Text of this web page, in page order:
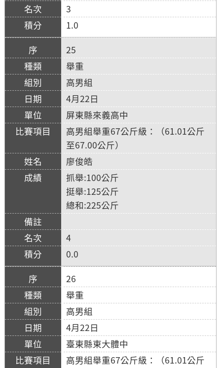
3
1.0
25
舉重
高男組
4月22日
屏東縣來義高中
高男組舉重67公斤級：（61.01公斤
至67.00公斤）
廖俊皓
抓舉:100公斤
挺舉:125公斤
總和:225公斤
4
0.0
26
舉重
高男組
4月22日
臺東縣東大體中
高男組舉重67公斤級：（61.01公斤